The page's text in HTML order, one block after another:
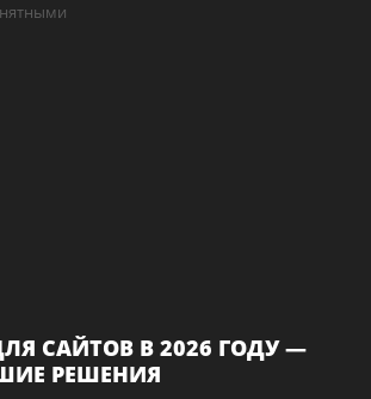
САЙТОВ В 2026 ГОДУ —
РЕШЕНИЯ